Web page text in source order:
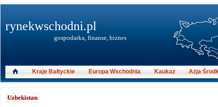
Uzbekistan
rynekwschodni.pl
gospodarka, finanse, biznes
Kraje Bałtyckie Europa Wschodnia Kaukaz Azja